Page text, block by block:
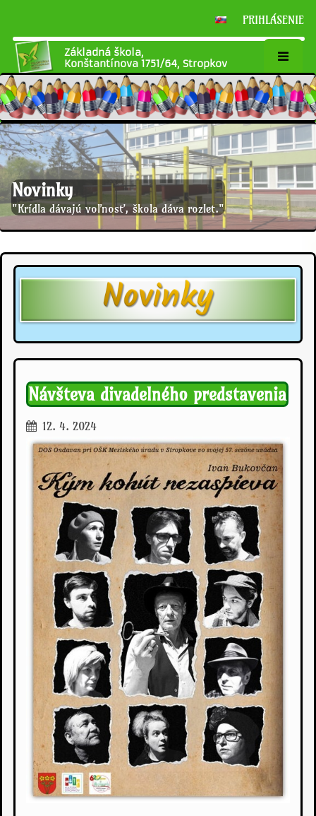
PRIHLÁSENIE
Základná škola,
Konštantínova 1751/64, Stropkov
Novinky
"Krídla dávajú voľnosť, škola dáva rozlet."
Novinky
Návšteva divadelného predstavenia
12. 4. 2024